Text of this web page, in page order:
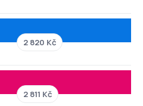
2 820 Kč
2 811 Kč